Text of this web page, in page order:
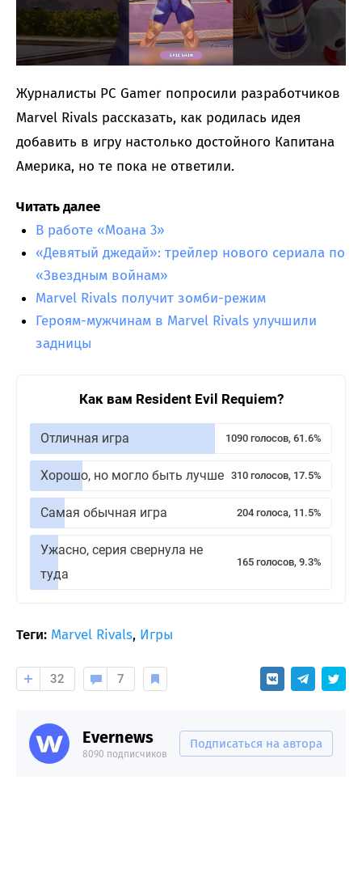
Журналисты PC Gamer попросили разработчиков
Marvel Rivals рассказать, как родилась идея
добавить в игру настолько достойного Капитана
Америка, но те пока не ответили.
Читать далее
В работе «Моана 3»
«Девятый джедай»: трейлер нового сериала по
«Звездным войнам»
Marvel Rivals получит зомби-режим
Героям-мужчинам в Marvel Rivals улучшили
задницы
Как вам Resident Evil Requiem?
Отличная игра 1090 голосов, 61.6%
Хорошо, но могло быть лучше 310 голосов, 17.5%
Самая обычная игра 204 голоса, 11.5%
Ужасно, серия свернула не
туда
165 голосов, 9.3%
Теги: Marvel Rivals, Игры
32 7
Evernews
8090 подписчиков
Подписаться на автора